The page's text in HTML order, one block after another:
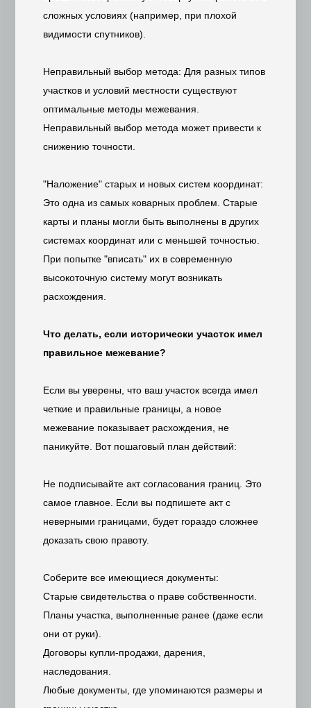
сложных условиях (например, при плохой
видимости спутников).
Неправильный выбор метода: Для разных типов
участков и условий местности существуют
оптимальные методы межевания.
Неправильный выбор метода может привести к
снижению точности.
"Наложение" старых и новых систем координат:
Это одна из самых коварных проблем. Старые
карты и планы могли быть выполнены в других
системах координат или с меньшей точностью.
При попытке "вписать" их в современную
высокоточную систему могут возникать
расхождения.
Что делать, если исторически участок имел
правильное межевание?
Если вы уверены, что ваш участок всегда имел
четкие и правильные границы, а новое
межевание показывает расхождения, не
паникуйте. Вот пошаговый план действий:
Не подписывайте акт согласования границ. Это
самое главное. Если вы подпишете акт с
неверными границами, будет гораздо сложнее
доказать свою правоту.
Соберите все имеющиеся документы:
Старые свидетельства о праве собственности.
Планы участка, выполненные ранее (даже если
они от руки).
Договоры купли-продажи, дарения,
наследования.
Любые документы, где упоминаются размеры и